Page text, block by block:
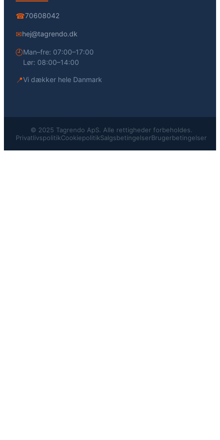
☎70608042
✉hej@tagrendo.dk
🕘Man–fre: 07:00–17:00
Lør: 08:00–14:00
📍Vi dækker hele Danmark
© 2025 Tagrendo ApS. Alle rettigheder forbeholdes.
PrivatlivspolitikCookiepolitikSalgsbetingelserBrugerbetingelser